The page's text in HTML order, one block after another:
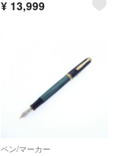
¥ 13,999
ペン/マーカー